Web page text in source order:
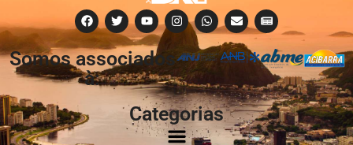
Somos associados
à:
Categorias